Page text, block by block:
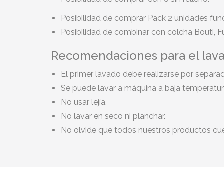
Posibilidad de comprar Pack 2 unidades
Posibilidad de combinar con colcha Bouti,
Recomendaciones para el
El primer lavado debe realizarse por
Se puede lavar a máquina a baja
No usar lejía.
No lavar en seco ni planchar.
No olvide que todos nuestros productos